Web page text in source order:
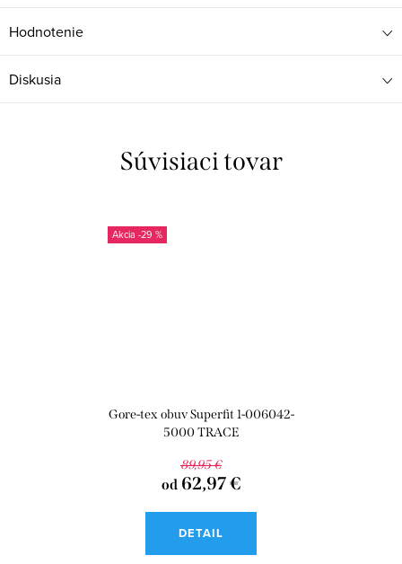
Hodnotenie
Diskusia
Súvisiaci tovar
-29 %
Gore-tex obuv Superfit 1-006042-
5000 TRACE
89,95 €
od62,97 €
DETAIL